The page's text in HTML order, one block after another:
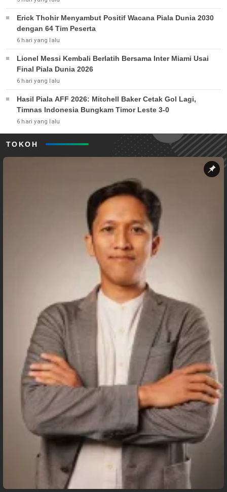
Erick Thohir Menyambut Positif Wacana Piala Dunia 2030
dengan 64 Tim Peserta
6 hari yang lalu
Lionel Messi Kembali Berlatih Bersama Inter Miami Usai
Final Piala Dunia 2026
6 hari yang lalu
Hasil Piala AFF 2026: Mitchell Baker Cetak Gol Lagi,
Timnas Indonesia Bungkam Timor Leste 3-0
6 hari yang lalu
TOKOH